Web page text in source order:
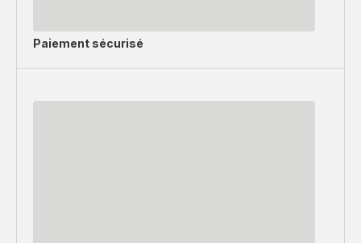
Paiement sécurisé